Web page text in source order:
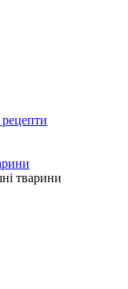
рецепти
тварини